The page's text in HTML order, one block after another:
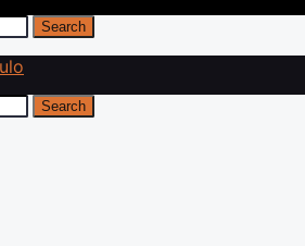
Search
Search